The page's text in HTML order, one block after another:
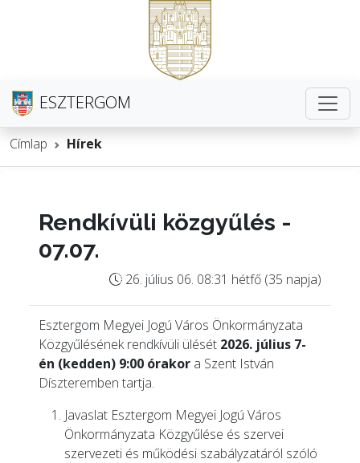
ESZTERGOM
Címlap Hírek
Rendkívüli közgyűlés -
07.07.
26. július 06. 08:31 hétfő (35 napja)
Esztergom Megyei Jogú Város Önkormányzata
Közgyűlésének rendkívüli ülését 2026. július 7-
én (kedden) 9:00 órakor a Szent István
Díszteremben tartja.
Javaslat Esztergom Megyei Jogú Város
Önkormányzata Közgyűlése és szervei
szervezeti és működési szabályzatáról szóló